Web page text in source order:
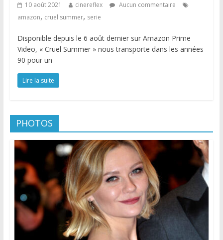
10 août 2021 cinereflex
Aucun commentaire
amazon, cruel summer, serie
Disponible depuis le 6 août dernier sur Amazon Prime
Video, « Cruel Summer » nous transporte dans les années
90 pour un
Lire la suite
PHOTOS